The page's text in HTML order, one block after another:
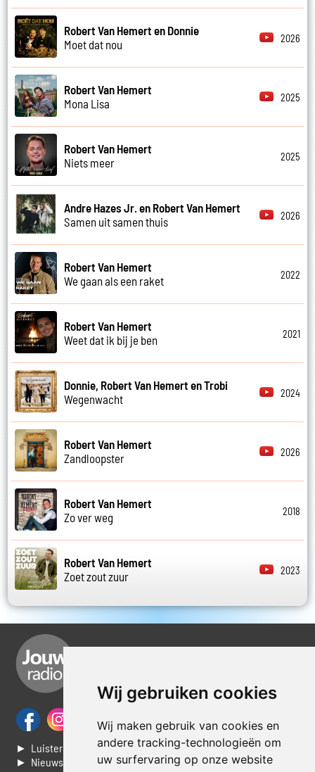
Wij gebruiken cookies
Wij maken gebruik van cookies en
andere tracking-technologieën om
uw surfervaring op onze website
Robert Van Hemert en Donnie
Moet dat nou
2026
Robert Van Hemert
Mona Lisa
2025
Robert Van Hemert
Niets meer
2025
Andre Hazes Jr. en Robert Van Hemert
Samen uit samen thuis
2026
Robert Van Hemert
We gaan als een raket
2022
Robert Van Hemert
Weet dat ik bij je ben
2021
Donnie, Robert Van Hemert en Trobi
Wegenwacht
2024
Robert Van Hemert
Zandloopster
2026
Robert Van Hemert
Zo ver weg
2018
Robert Van Hemert
Zoet zout zuur
2023
► Luisteren naar Jouwradio
► Nieuws